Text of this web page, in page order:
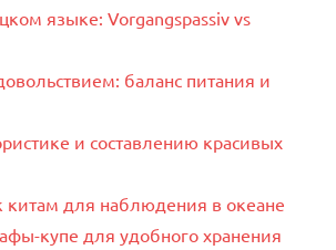
языке: Vorgangspassiv vs
баланс питания и
и составлению красивых
китам для наблюдения в океане
купе для удобного хранения